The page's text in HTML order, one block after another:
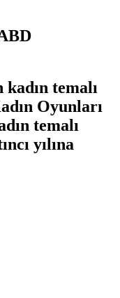
temalı
Oyunları
temalı
yılına